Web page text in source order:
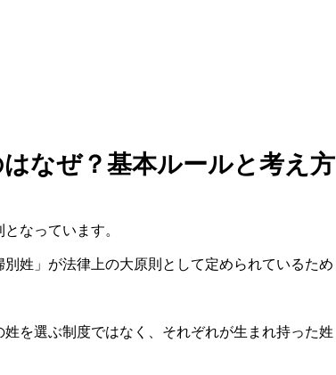
なぜ？基本ルールと考え方
なっています。
姓」が法律上の大原則として定められているため
を選ぶ制度ではなく、それぞれが生まれ持った姓